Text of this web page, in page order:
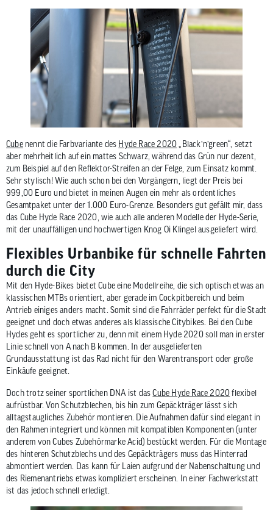
Cubenennt die Farbvariante des Hyde Race 2020 „Black’n’green“, setzt
aber mehrheitlich auf ein mattes Schwarz, während das Grün nur dezent,
zum Beispiel auf den Reflektor-Streifen an der Felge, zum Einsatz kommt.
Sehr stylisch! Wie auch schon bei den Vorgängern, liegt der Preis bei
999,00 Euro und bietet in meinen Augen ein mehr als ordentliches
Gesamtpaket unter der 1.000 Euro-Grenze. Besonders gut gefällt mir, dass
das Cube Hyde Race 2020, wie auch alle anderen Modelle der Hyde-Serie,
mit der unauffälligen und hochwertigen Knog Oi Klingel ausgeliefert wird.
Flexibles Urbanbike für schnelle Fahrten
durch die City
Mit den Hyde-Bikes bietet Cube eine Modellreihe, die sich optisch etwas an
klassischen MTBs orientiert, aber gerade im Cockpitbereich und beim
Antrieb einiges anders macht. Somit sind die Fahrräder perfekt für die Stadt
geeignet und doch etwas anderes als klassische Citybikes. Bei den Cube
Hydes geht es sportlicher zu, denn mit einem Hyde 2020 soll man in erster
Linie schnell von A nach B kommen. In der ausgelieferten
Grundausstattung ist das Rad nicht für den Warentransport oder große
Einkäufe geeignet.
Doch trotz seiner sportlichen DNA ist dasCube Hyde Race 2020flexibel
aufrüstbar. Von Schutzblechen, bis hin zum Gepäckträger lässt sich
alltagstaugliches Zubehör montieren. Die Aufnahmen dafür sind elegant in
den Rahmen integriert und können mit kompatiblen Komponenten (unter
anderem von Cubes Zubehörmarke Acid) bestückt werden. Für die Montage
des hinteren Schutzblechs und des Gepäckträgers muss das Hinterrad
abmontiert werden. Das kann für Laien aufgrund der Nabenschaltung und
des Riemenantriebs etwas kompliziert erscheinen. In einer Fachwerkstatt
ist das jedoch schnell erledigt.